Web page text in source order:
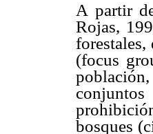
A partir
Rojas,
forestales,
(focus
bosques